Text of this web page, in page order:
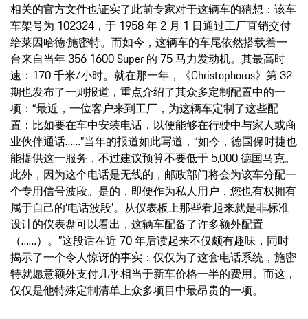
相关的官方文件也证实了此前专家对于这辆车的猜想：该车
车架号为 102324，于 1958 年 2 月 1 日通过工厂直销交付
给莱因哈德·施密特。而如今，这辆车的车尾依然搭载着一
台来自当年 356 1600 Super 的 75 马力发动机。其最高时
速：170 千米/小时。就在那一年，《Christophorus》第 32
期也发布了一则报道，重点介绍了其众多定制配置中的一
项：“最近，一位客户来到工厂，为这辆车定制了这些配
置：比如要在车中安装电话，以便能够在行驶中与家人或商
业伙伴通话……”当年的报道如此写道，“如今，德国保时捷也
能提供这一服务，不过建议预算不要低于 5,000 德国马克。
此外，因为这个电话是无线的，邮政部门将会为该车分配一
个专用信号波段。是的，即便作为私人用户，您也有权拥有
属于自己的‘电话波段’。从仪表板上那些看起来就是非标准
设计的仪表盘可以看出，这辆车配备了许多额外配置
（……）。”这段话在近 70 年后读起来不仅颇有趣味，同时
揭示了一个令人惊讶的事实：仅仅为了这套电话系统，施密
特就愿意额外支付几乎相当于新车价格一半的费用。而这，
仅仅是他特殊定制清单上众多项目中最昂贵的一项。